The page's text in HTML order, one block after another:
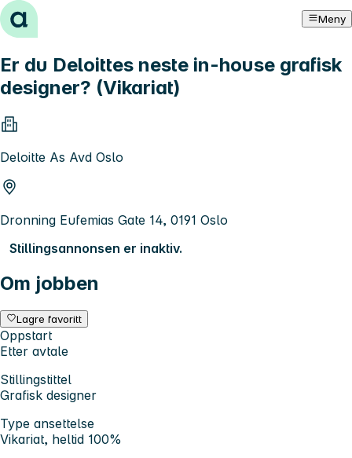
Hopp til innhold Meny
Er du Deloittes neste in-house grafisk
designer? (Vikariat)
Deloitte As Avd Oslo
Dronning Eufemias Gate 14, 0191 Oslo
Stillingsannonsen er inaktiv.
Om jobben
Lagre favoritt
Oppstart
Etter avtale
Stillingstittel
Grafisk designer
Type ansettelse
Vikariat, heltid 100%